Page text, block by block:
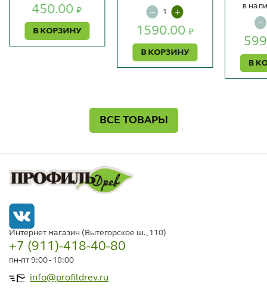
450.00₽
В КОРЗИНУ 1590.00₽
В КОРЗИНУ
В
в
ВСЕ ТОВАРЫ
Интернет магазин (Вытегорское ш., 110)
+7 (911)-418-40-80
пн-пт 9:00 - 18:00
info@profildrev.ru